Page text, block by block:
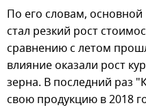
По его словам,
стал резкий рост
сравнению с летом
влияние оказали рост
зерна. В последний раз
свою продукцию в 2018